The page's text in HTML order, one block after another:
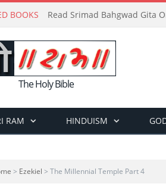
BOOKS Read Srimad Bahgwad Gita
The Holy Bible
RAM HINDUISM
> Ezekiel > The Millennial Temple Part 4